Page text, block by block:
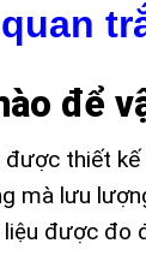
để
thiết
mà lưu
được đo